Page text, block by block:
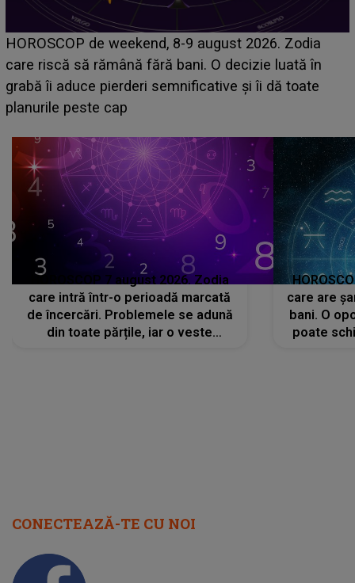
Emanuel a ținut ACEST DETALIU ASCUNS până
acum! În fața Alexandrei, concurentul din Casa Iubirii
face o MĂRTURISIRE NEAȘTEPTATĂ despre mama
sa: "I-am spus și ei în față, eu nu te iubesc pentru
HOROSCOP 7 august 2026. Zodia
care intră într-o perioadă marcată
de încercări. Problemele se adună
din toate părțile, iar o veste
care are
bani. O
poate
CONECTEAZĂ-TE CU NOI